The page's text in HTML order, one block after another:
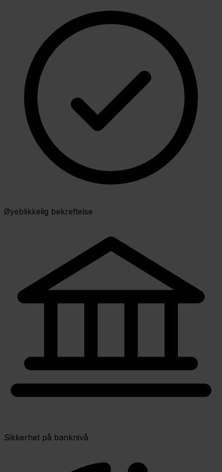
Øyeblikkelig bekreftelse
Sikkerhet på banknivå